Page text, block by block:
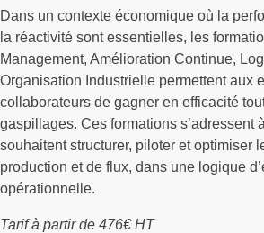
Dans un contexte économique où la
la réactivité sont essentielles, les
Management, Amélioration Continue,
Organisation Industrielle permettent aux
collaborateurs de gagner en efficacité
gaspillages. Ces formations s’adressent
souhaitent structurer, piloter et optimiser
production et de flux, dans une logique
opérationnelle.
Tarif à partir de 476€ HT